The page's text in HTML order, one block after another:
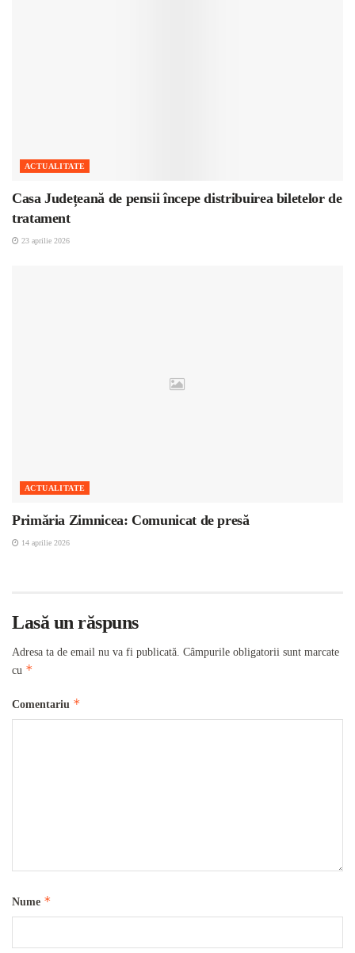
ACTUALITATE
Casa Județeană de pensii începe distribuirea biletelor de
tratament
23 aprilie 2026
ACTUALITATE
Primăria Zimnicea: Comunicat de presă
14 aprilie 2026
Lasă un răspuns
Adresa ta de email nu va fi publicată. Câmpurile obligatorii sunt marcate
cu *
Comentariu *
Nume *